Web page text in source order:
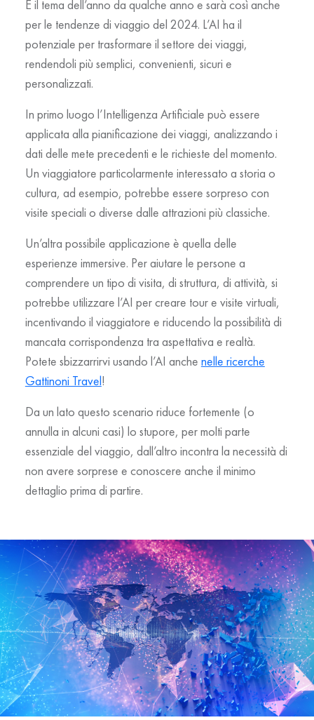
È il tema dell’anno da qualche anno e sarà così anche
per le tendenze di viaggio del 2024. L’AI ha il
potenziale per trasformare il settore dei viaggi,
rendendoli più semplici, convenienti, sicuri e
personalizzati.
In primo luogo l’Intelligenza Artificiale può essere
applicata alla pianificazione dei viaggi, analizzando i
dati delle mete precedenti e le richieste del momento.
Un viaggiatore particolarmente interessato a storia o
cultura, ad esempio, potrebbe essere sorpreso con
visite speciali o diverse dalle attrazioni più classiche.
Un’altra possibile applicazione è quella delle
esperienze immersive. Per aiutare le persone a
comprendere un tipo di visita, di struttura, di attività, si
potrebbe utilizzare l’AI per creare tour e visite virtuali,
incentivando il viaggiatore e riducendo la possibilità di
mancata corrispondenza tra aspettativa e realtà.
Potete sbizzarrirvi usando l’AI anche nelle ricerche
Gattinoni Travel!
Da un lato questo scenario riduce fortemente (o
annulla in alcuni casi) lo stupore, per molti parte
essenziale del viaggio, dall’altro incontra la necessità di
non avere sorprese e conoscere anche il minimo
dettaglio prima di partire.